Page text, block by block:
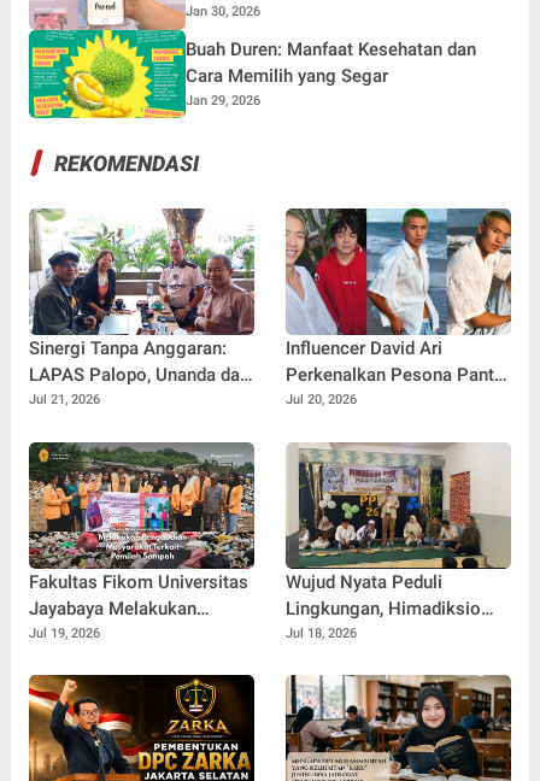
Jan 30, 2026
Buah Duren: Manfaat Kesehatan dan
Cara Memilih yang Segar
Jan 29, 2026
REKOMENDASI
Sinergi Tanpa Anggaran:
LAPAS Palopo, Unanda dan
LSM Wanua Lestari. Inisiasi
Jul 21, 2026
Influencer David Ari
Perkenalkan Pesona Pantai
Nelayan Canggu Lewat
Ternama China Yenan Yutio
Jul 20, 2026
Fakultas Fikom Universitas
Jayabaya Melakukan
Pengabdian Masyarakat
Jul 19, 2026
Wujud Nyata Peduli
Lingkungan, Himadiksio
Untirta Gelar Dialog
dari Desa"
Jul 18, 2026